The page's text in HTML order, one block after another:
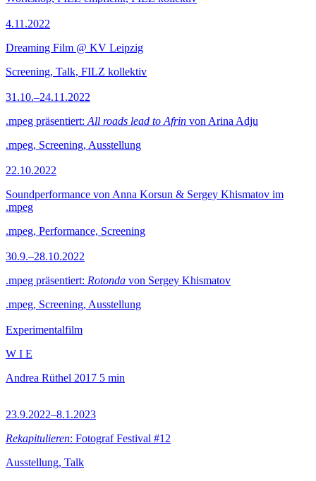
4.11.2022
Dreaming Film @ KV Leipzig
Screening, Talk, FILZ kollektiv
31.10.–24.11.2022
.mpeg präsentiert: All roads lead to Afrin von Arina Adju
.mpeg, Screening, Ausstellung
22.10.2022
Soundperformance von Anna Korsun & Sergey Khismatov im
.mpeg
.mpeg, Performance, Screening
30.9.–28.10.2022
.mpeg präsentiert: Rotonda von Sergey Khismatov
.mpeg, Screening, Ausstellung
Experimentalfilm
W I E
Andrea Rüthel 2017 5 min
23.9.2022–8.1.2023
Rekapitulieren: Fotograf Festival #12
Ausstellung, Talk